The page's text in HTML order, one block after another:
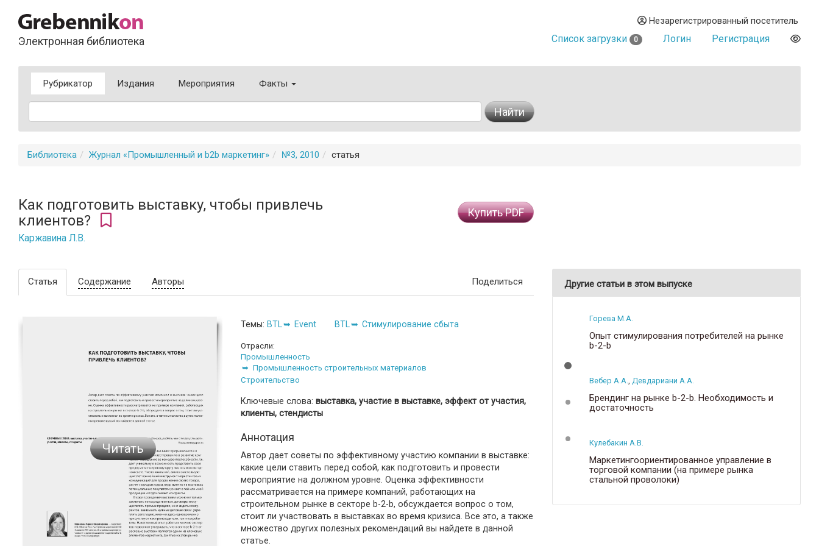
Электронная библиотека
Незарегистрированный посетитель
Список загрузки 0 Логин Регистрация
Рубрикатор Издания Мероприятия Факты
Найти
Библиотека Журнал «Промышленный и b2b маркетинг» №3, 2010 статья
Как подготовить выставку, чтобы привлечь
клиентов?
Каржавина Л.В.
Купить PDF
Статья Содержание Авторы Поделиться
Читать
Темы: BTL Event BTL Стимулирование сбыта
Отрасли:
Промышленность
Промышленность строительных материалов
Строительство
Ключевые слова: выставка, участие в выставке, эффект от участия,
клиенты, стендисты
Аннотация
Автор дает советы по эффективному участию компании в выставке:
какие цели ставить перед собой, как подготовить и провести
мероприятие на должном уровне. Оценка эффективности
рассматривается на примере компаний, работающих на
строительном рынке в секторе b-2-b, обсуждается вопрос о том,
стоит ли участвовать в выставках во время кризиса. Все это, а также
множество других полезных рекомендаций вы найдете в данной
статье.
Другие статьи в этом выпуске
Горева М.А.
Опыт стимулирования потребителей на рынке
b-2-b
Вебер А.А., Девдариани А.А.
Брендинг на рынке b-2-b. Необходимость и
достаточность
Кулебакин А.В.
Маркетингоориентированное управление в
торговой компании (на примере рынка
стальной проволоки)